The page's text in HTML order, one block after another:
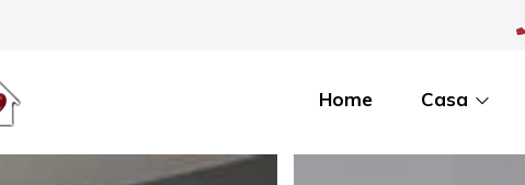
Home Casa